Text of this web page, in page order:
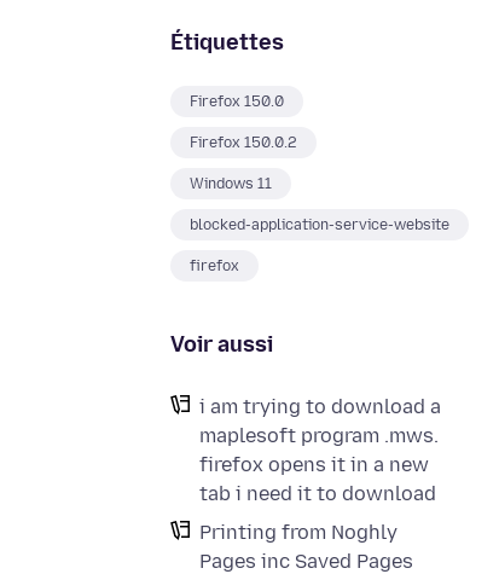
Étiquettes
Firefox 150.0
Firefox 150.0.2
Windows 11
blocked-application-service-website
firefox
Voir aussi
i am trying to download a
maplesoft program .mws.
firefox opens it in a new
tab i need it to download
Printing from Noghly
Pages inc Saved Pages